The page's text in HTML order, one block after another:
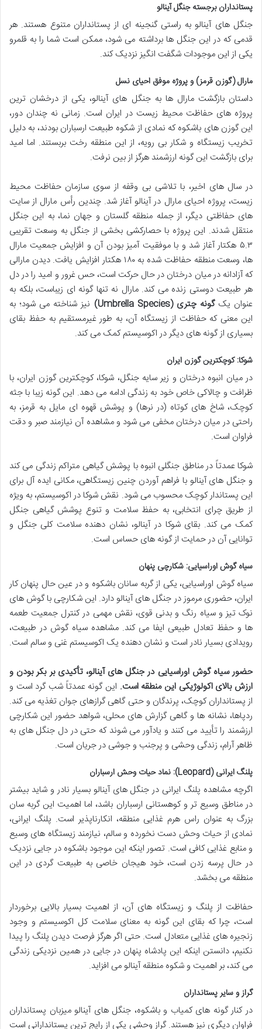
پستانداران برجسته جنگل آینالو
جنگل های آینالو به راستی گنجینه ای از پستانداران متنوع هستند. هر
قدمی که در این جنگل ها برداشته می شود، ممکن است شما را به قلمرو
یکی از این موجودات شگفت انگیز نزدیک کند.
مارال (گوزن قرمز) و پروژه موفق احیای نسل
داستان بازگشت مارال ها به جنگل های آینالو، یکی از درخشان ترین
پروژه های حفاظت محیط زیست در ایران است. زمانی نه چندان دور،
این گوزن های باشکوه که نمادی از شکوه طبیعت ارسباران بودند، به دلیل
تخریب زیستگاه و شکار بی رویه، از این منطقه رخت بربستند. اما امید
برای بازگشت این گونه ارزشمند هرگز از بین نرفت.
در سال های اخیر، با تلاشی بی وقفه از سوی سازمان حفاظت محیط
زیست، پروژه احیای مارال در آینالو آغاز شد. چندین رأس مارال از سایت
های حفاظتی دیگر، از جمله منطقه گلستان و جهان نما، به این جنگل
منتقل شدند. این پروژه با حصارکشی بخشی از جنگل به وسعت تقریبی
۵.۳ هکتار آغاز شد و با موفقیت آمیز بودن آن و افزایش جمعیت مارال
ها، وسعت منطقه حفاظت شده به ۱۸۰ هکتار افزایش یافت. دیدن مارالی
که آزادانه در میان درختان در حال حرکت است، حس غرور و امید را در دل
هر طبیعت دوستی زنده می کند. مارال نه تنها گونه ای زیباست، بلکه به
عنوان یکگونه چتری (Umbrella Species)
نیز شناخته می شود؛ به
این معنی که حفاظت از زیستگاه آن، به طور غیرمستقیم به حفظ بقای
بسیاری از گونه های دیگر در اکوسیستم کمک می کند.
شوکا: کوچکترین گوزن ایران
در میان انبوه درختان و زیر سایه جنگل، شوکا، کوچکترین گوزن ایران، با
ظرافت و چالاکی خاص خود به زندگی ادامه می دهد. این گونه زیبا با جثه
کوچک، شاخ های کوتاه (در نرها) و پوشش قهوه ای مایل به قرمز، به
راحتی در میان درختان مخفی می شود و مشاهده آن نیازمند صبر و دقت
فراوان است.
شوکا عمدتاً در مناطق جنگلی انبوه با پوشش گیاهی متراکم زندگی می کند
و جنگل های آینالو با فراهم آوردن چنین زیستگاهی، مکانی ایده آل برای
این پستاندار کوچک محسوب می شود. نقش شوکا در اکوسیستم، به ویژه
از طریق چرای انتخابی، به حفظ سلامت و تنوع پوشش گیاهی جنگل
کمک می کند. بقای شوکا در آینالو، نشان دهنده سلامت کلی جنگل و
توانایی آن در حمایت از گونه های حساس است.
سیاه گوش اوراسیایی: شکارچی پنهان
سیاه گوش اوراسیایی، یکی از گربه سانان باشکوه و در عین حال پنهان کار
ایران، حضوری مرموز در جنگل های آینالو دارد. این شکارچی با گوش های
نوک تیز و سیاه رنگ و بدنی قوی، نقش مهمی در کنترل جمعیت طعمه
ها و حفظ تعادل طبیعی ایفا می کند. مشاهده سیاه گوش در طبیعت،
رویدادی بسیار نادر است و نشان دهنده یک اکوسیستم غنی و سالم است.
حضور سیاه گوش اوراسیایی در جنگل های آینالو، تأکیدی بر بکر بودن و
ارزش بالای اکولوژیکی این منطقه است. این گونه عمدتاً شب گرد است و
از پستانداران کوچک، پرندگان و حتی گاهی گرازهای جوان تغذیه می کند.
ردپاها، نشانه ها و گاهی گزارش های محلی، شواهد حضور این شکارچی
ارزشمند را تأیید می کنند و یادآور می شوند که حتی در دل جنگل های به
ظاهر آرام، زندگی وحشی و پرجنب و جوشی در جریان است.
پلنگ ایرانی (Leopard): نماد حیات وحش ارسباران
اگرچه مشاهده پلنگ ایرانی در جنگل های آینالو بسیار نادر و شاید بیشتر
در مناطق وسیع تر و کوهستانی ارسباران باشد، اما اهمیت این گربه سان
بزرگ به عنوان راس هرم غذایی منطقه، انکارناپذیر است. پلنگ ایرانی،
نمادی از حیات وحش دست نخورده و سالم، نیازمند زیستگاه های وسیع
و منابع غذایی کافی است. تصور اینکه این موجود باشکوه در جایی نزدیک
در حال پرسه زدن است، خود هیجان خاصی به طبیعت گردی در این
منطقه می بخشد.
حفاظت از پلنگ و زیستگاه های آن، از اهمیت بسیار بالایی برخوردار
است، چرا که بقای این گونه به معنای سلامت کل اکوسیستم و وجود
زنجیره های غذایی متعادل است. حتی اگر هرگز فرصت دیدن پلنگ را پیدا
نکنیم، دانستن اینکه این پادشاه پنهان در جایی در همین نزدیکی زندگی
می کند، بر اهمیت و شکوه منطقه آینالو می افزاید.
گراز و سایر پستانداران
در کنار گونه های کمیاب و باشکوه، جنگل های آینالو میزبان پستانداران
فراوان دیگری نیز هستند. گراز وحشی یکی از رایج ترین پستاندارانی است